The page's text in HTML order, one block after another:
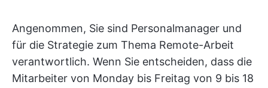
Angenommen, Sie sind Personalmanager und
für die Strategie zum Thema Remote-Arbeit
verantwortlich. Wenn Sie entscheiden, dass die
Mitarbeiter von Monday bis Freitag von 9 bis 18